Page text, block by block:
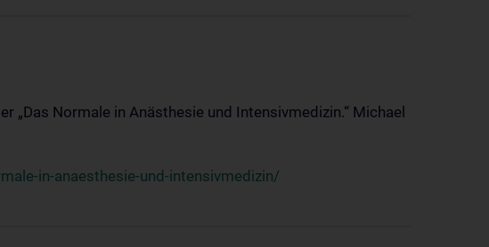
Normale in Anästhesie und Intensivmedizin.“ Michael
in-anaesthesie-und-intensivmedizin/